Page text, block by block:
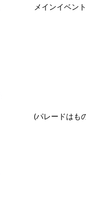
メインイベン
(パレードはも